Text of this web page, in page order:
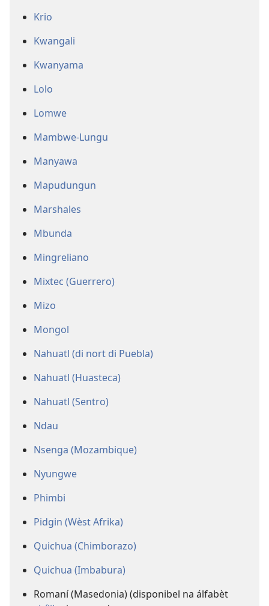
Krio
Kwangali
Kwanyama
Lolo
Lomwe
Mambwe-Lungu
Manyawa
Mapudungun
Marshales
Mbunda
Mingreliano
Mixtec (Guerrero)
Mizo
Mongol
Nahuatl (di nort di Puebla)
Nahuatl (Huasteca)
Nahuatl (Sentro)
Ndau
Nsenga (Mozambique)
Nyungwe
Phimbi
Pidgin (Wèst Afrika)
Quichua (Chimborazo)
Quichua (Imbabura)
Romaní (Masedonia) (disponibel na álfabèt